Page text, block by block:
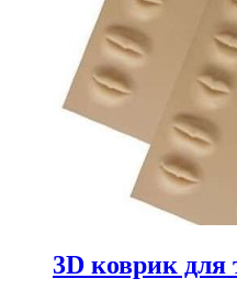
3D коврик для